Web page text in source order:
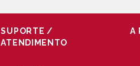
SUPORTE /
ATENDIMENTO
A